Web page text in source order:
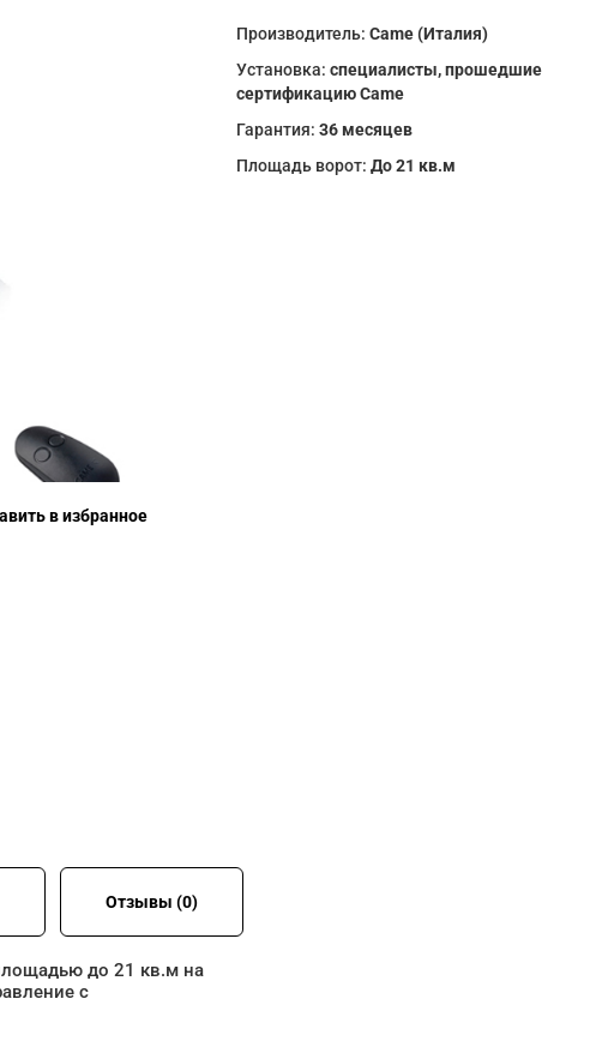
в избранное
Производитель:Came (Италия)
Установка:специалисты, прошедшие
сертификацию Came
Гарантия:36 месяцев
Площадь ворот:До 21 кв.м
Отзывы (0)
до 21 кв.м на
с